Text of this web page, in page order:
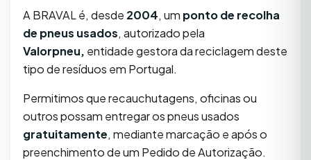
A BRAVAL é, desde 2004, um ponto de recolha
de pneus usados, autorizado pela
Valorpneu, entidade gestora da reciclagem deste
tipo de resíduos em Portugal.
Permitimos que recauchutagens, oficinas ou
outros possam entregar os pneus usados
gratuitamente, mediante marcação e após o
preenchimento de um Pedido de Autorização.